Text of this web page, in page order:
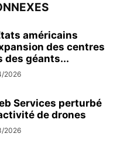
américains
des centres
des géants...
2026
Services perturbé
de drones
2026